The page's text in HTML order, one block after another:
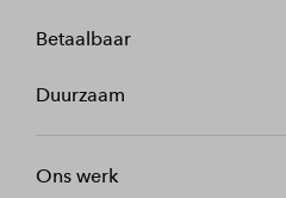
Betaalbaar
Duurzaam
Ons werk